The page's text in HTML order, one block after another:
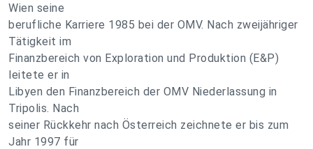
Wien seine
berufliche Karriere 1985 bei der OMV. Nach zweijähriger
Tätigkeit im
Finanzbereich von Exploration und Produktion (E&P)
leitete er in
Libyen den Finanzbereich der OMV Niederlassung in
Tripolis. Nach
seiner Rückkehr nach Österreich zeichnete er bis zum
Jahr 1997 für